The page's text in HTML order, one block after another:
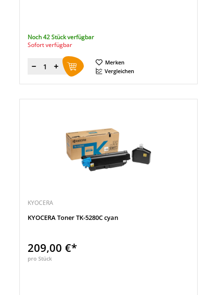
Noch 42 Stück verfügbar
Sofort verfügbar
Menge
Merken
Vergleichen
KYOCERA
KYOCERA Toner TK-5280C cyan
209,00 €*
pro Stück